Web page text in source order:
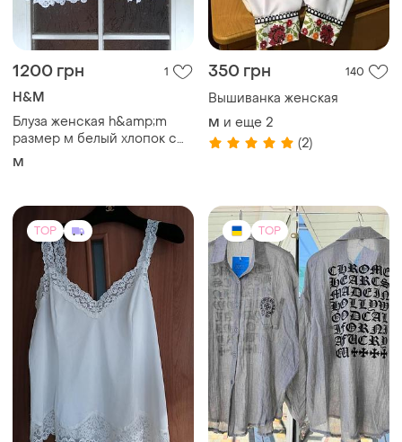
1200 грн 1
H&M
Блуза женская h&amp;m
размер м белый хлопок с
кружевом
M
350 грн 140
Вышиванка женская
M и еще 2
(2)
TOP TOP